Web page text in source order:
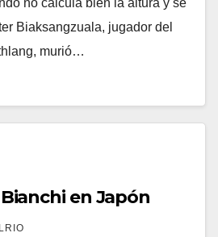
no calcula bien la altura y se
Biaksangzuala, jugador del
murió…
en Japón